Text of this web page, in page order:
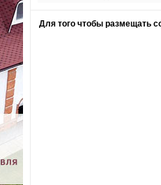
Для того чтобы размещать